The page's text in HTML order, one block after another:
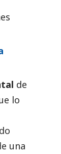
de
lo
una